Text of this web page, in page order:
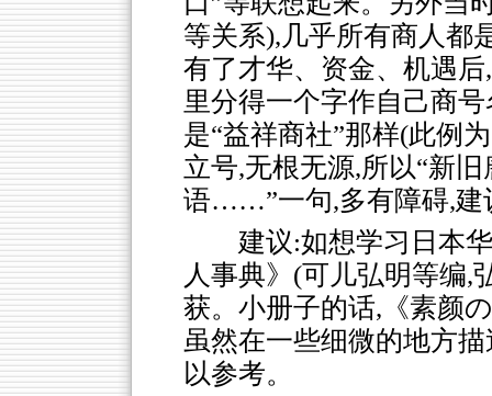
等关系),几乎所有商人都
有了才华、资金、机遇
里分得一个字作自己商
是“益祥商社”那样(此例
立号,无根无源,所以“新
语……”一句,多有障碍,建
建议:如想学习日本
人事典》(可儿弘明等编,
获。小册子的话,《素颜
虽然在一些细微的地方
以参考。